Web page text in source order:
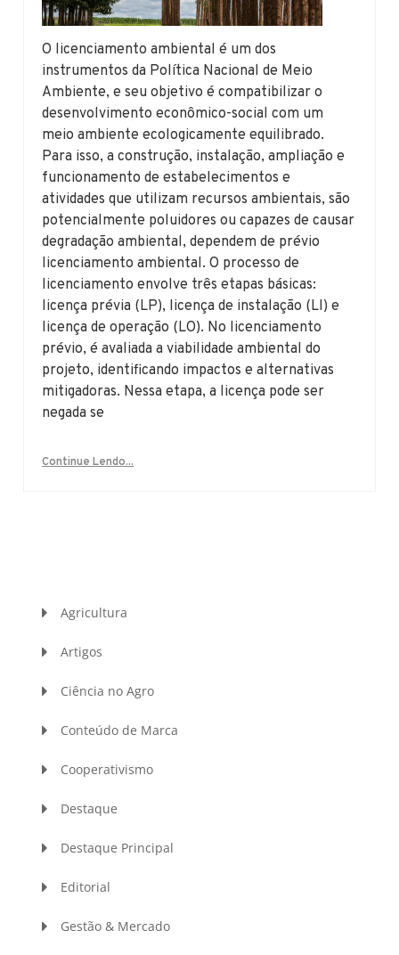
O licenciamento ambiental é um dos
instrumentos da Política Nacional de Meio
Ambiente, e seu objetivo é compatibilizar o
desenvolvimento econômico-social com um
meio ambiente ecologicamente equilibrado.
Para isso, a construção, instalação, ampliação e
funcionamento de estabelecimentos e
atividades que utilizam recursos ambientais, são
potencialmente poluidores ou capazes de causar
degradação ambiental, dependem de prévio
licenciamento ambiental. O processo de
licenciamento envolve três etapas básicas:
licença prévia (LP), licença de instalação (LI) e
licença de operação (LO). No licenciamento
prévio, é avaliada a viabilidade ambiental do
projeto, identificando impactos e alternativas
mitigadoras. Nessa etapa, a licença pode ser
negada se
Continue Lendo...
Agricultura
Artigos
Ciência no Agro
Conteúdo de Marca
Cooperativismo
Destaque
Destaque Principal
Editorial
Gestão & Mercado